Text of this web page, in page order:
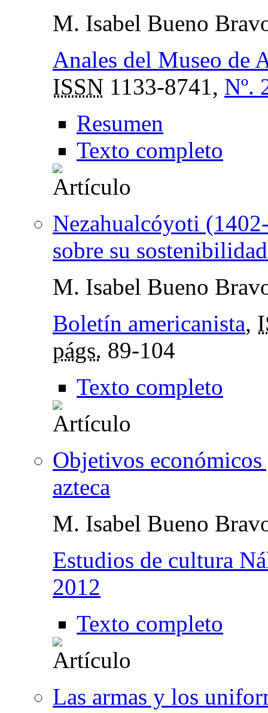
M. Isabel Bueno
Anales del Museo de
ISSN 1133-8741, Nº.
Resumen
Texto completo
Nezahualcóyoti
sobre su
M. Isabel Bueno
Boletín americanista,
págs. 89-104
Texto completo
Objetivos
azteca
M. Isabel Bueno
Estudios de cultura
2012
Texto completo
Las armas y los